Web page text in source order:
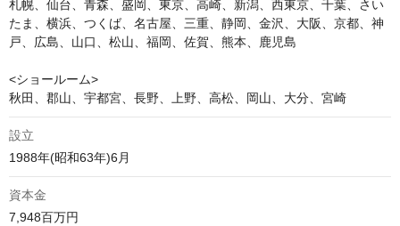
札幌、仙台、青森、盛岡、東京、高崎、新潟、西東京、千葉、さい
たま、横浜、つくば、名古屋、三重、静岡、金沢、大阪、京都、神
戸、広島、山口、松山、福岡、佐賀、熊本、鹿児島
<ショールーム>
秋田、郡山、宇都宮、長野、上野、高松、岡山、大分、宮崎
設立
1988年(昭和63年)6月
資本金
7,948百万円